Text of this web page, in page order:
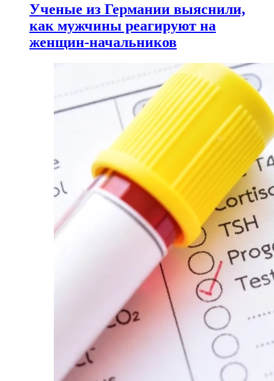
Ученые из Германии выяснили,
как мужчины реагируют на
женщин-начальников